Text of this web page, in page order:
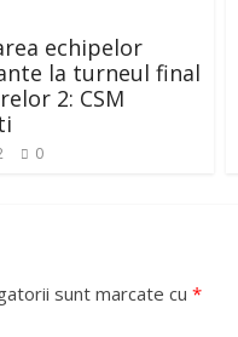
echipelor
la turneul final
2: CSM
0
sunt marcate cu *